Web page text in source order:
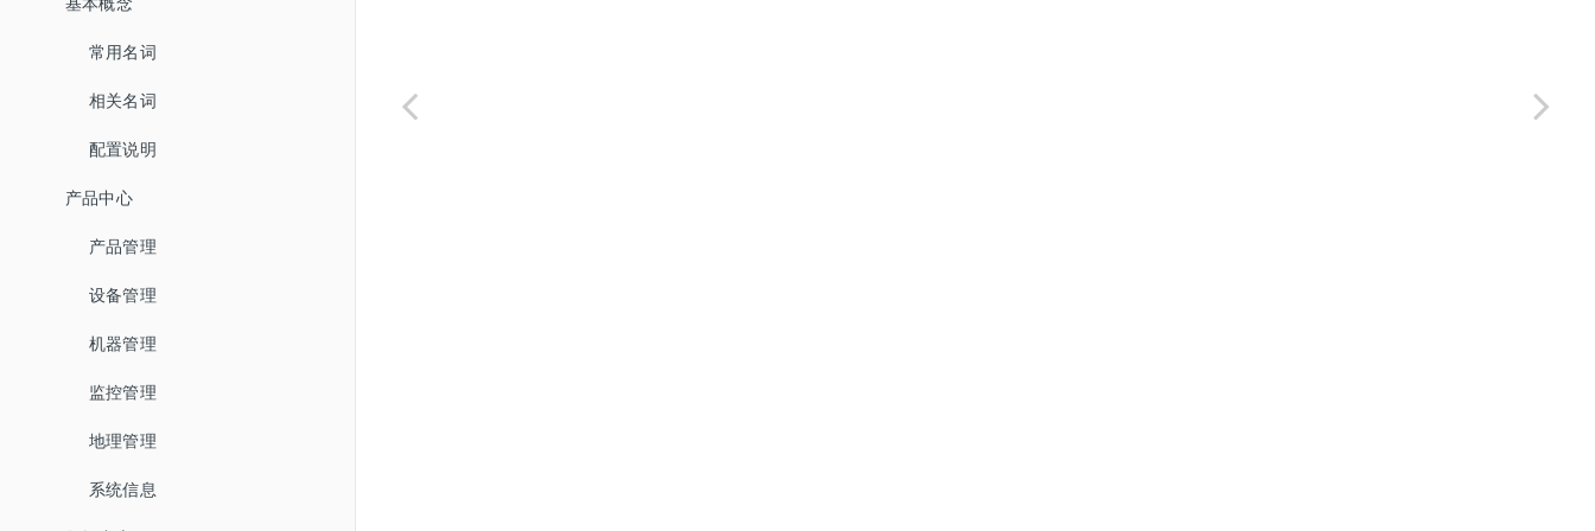
常用名词
相关名词
配置说明
产品中心
产品管理
设备管理
机器管理
监控管理
地理管理
系统信息